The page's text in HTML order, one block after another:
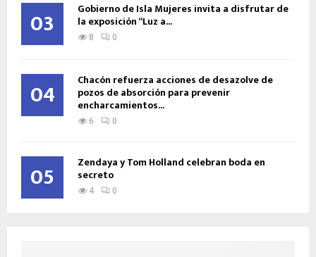
03 Gobierno de Isla Mujeres invita a disfrutar de
la exposición “Luz a...
8 0
04 Chacón refuerza acciones de desazolve de
pozos de absorción para prevenir
encharcamientos...
6 0
05 Zendaya y Tom Holland celebran boda en
secreto
4 0